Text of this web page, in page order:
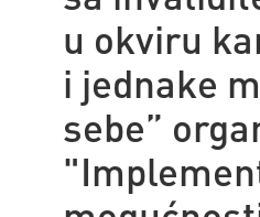
u okviru
i jednake
sebe”
"